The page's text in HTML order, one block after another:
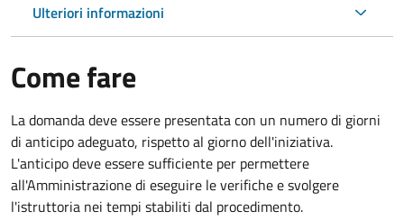
Ulteriori informazioni
Come fare
La domanda deve essere presentatacon un numero di giorni
di anticipo adeguato, rispetto al giorno dell'iniziativa.
L'anticipo deve essere sufficiente per permettere
all'Amministrazione di eseguire le verifiche e svolgere
l'istruttoria nei tempi stabiliti dal procedimento.